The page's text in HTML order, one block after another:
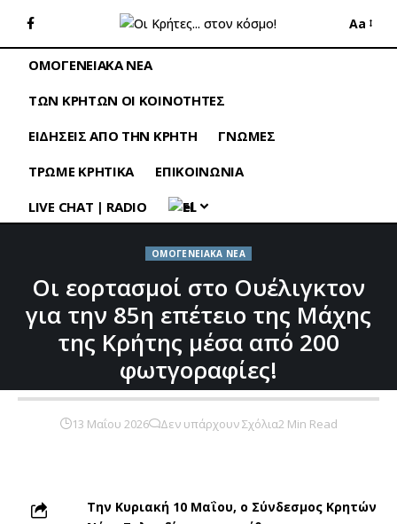
Aa
ΟΜΟΓΕΝΕΙΑΚΑ ΝΕΑ
ΤΩΝ ΚΡΗΤΩΝ ΟΙ ΚΟΙΝΟΤΗΤΕΣ
ΕΙΔΗΣΕΙΣ ΑΠΟ ΤΗΝ ΚΡΗΤΗ
ΓΝΩΜΕΣ
ΤΡΩΜΕ ΚΡΗΤΙΚΑ
ΕΠΙΚΟΙΝΩΝΙΑ
LIVE CHAT | RADIO
EL
ΟΜΟΓΕΝΕΙΑΚΑ ΝΕΑ
Οι εορτασμοί στο Ουέλιγκτον
για την 85η επέτειο της Μάχης
της Κρήτης μέσα από 200
φωτγοραφίες!
13 Μαΐου 2026 Δεν υπάρχουν Σχόλια2 Min Read
Την Κυριακή 10 Μαΐου, ο Σύνδεσμος Κρητών